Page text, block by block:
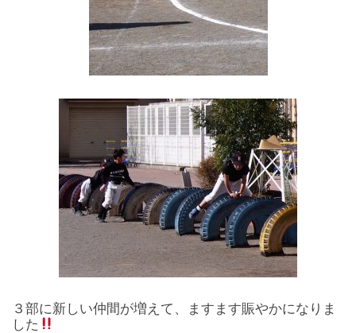
３部に新しい仲間が増えて、ますます賑やかになりま
した